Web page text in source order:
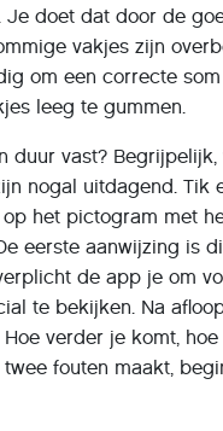
Je doet dat door de
vakjes zijn
om een correcte
leeg te gummen.
duur vast? Begrijpelijk,
nogal uitdagend. Tik
het pictogram met
eerste aanwijzing is
de app je om
te bekijken. Na
Hoe verder je komt,
twee fouten maakt,